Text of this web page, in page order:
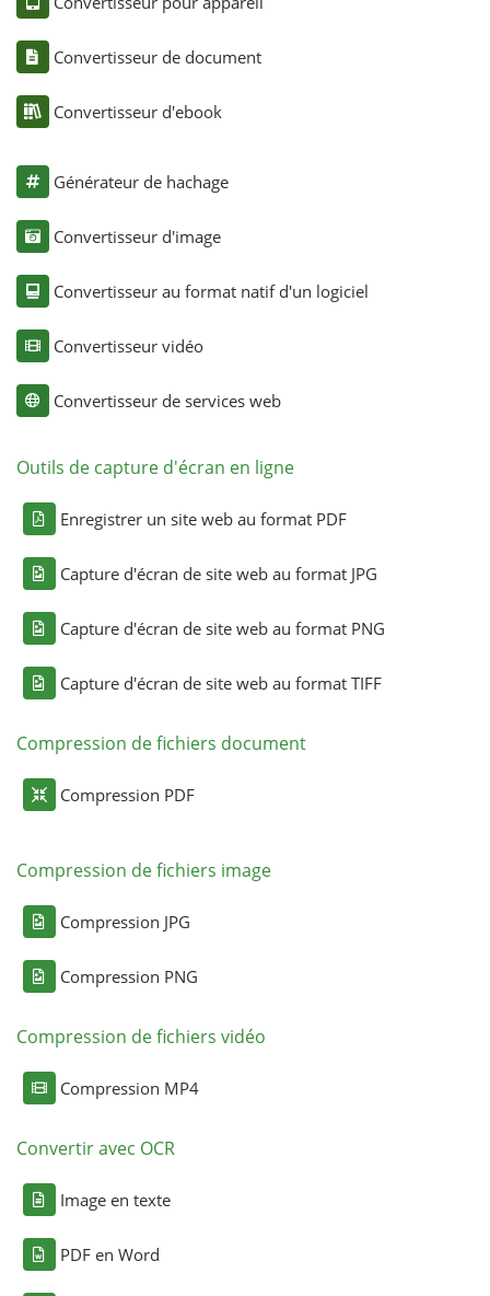
Convertisseur de document
Convertisseur d'ebook
Générateur de hachage
Convertisseur d'image
Convertisseur au format natif d'un logiciel
Convertisseur vidéo
Convertisseur de services web
Outils de capture d'écran en ligne
Enregistrer un site web au format PDF
Capture d'écran de site web au format JPG
Capture d'écran de site web au format PNG
Capture d'écran de site web au format TIFF
Compression de fichiers document
Compression PDF
Compression de fichiers image
Compression JPG
Compression PNG
Compression de fichiers vidéo
Compression MP4
Convertir avec OCR
Image en texte
PDF en Word